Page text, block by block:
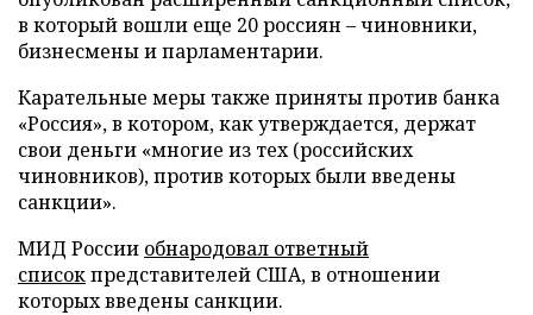
в который вошли еще 20 россиян – чиновники,
бизнесмены и парламентарии.
Карательные меры также приняты против банка
«Россия», в котором, как утверждается, держат
свои деньги «многие из тех (российских
чиновников), против которых были введены
санкции».
МИД России обнародовал ответный
списокпредставителей США, в отношении
которых введены санкции.